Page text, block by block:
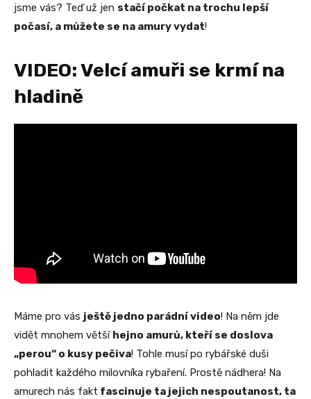
jsme vás? Teď už jen stačí počkat na trochu lepší
počasí, a můžete se na amury vydat!
VIDEO: Velcí amuři se krmí na
hladině
Máme pro vás ještě jedno parádní video! Na něm jde
vidět mnohem větší hejno amurů, kteří se doslova
„perou“ o kusy pečiva! Tohle musí po rybářské duši
pohladit každého milovníka rybaření. Prostě nádhera! Na
amurech nás fakt fascinuje ta jejich nespoutanost, ta